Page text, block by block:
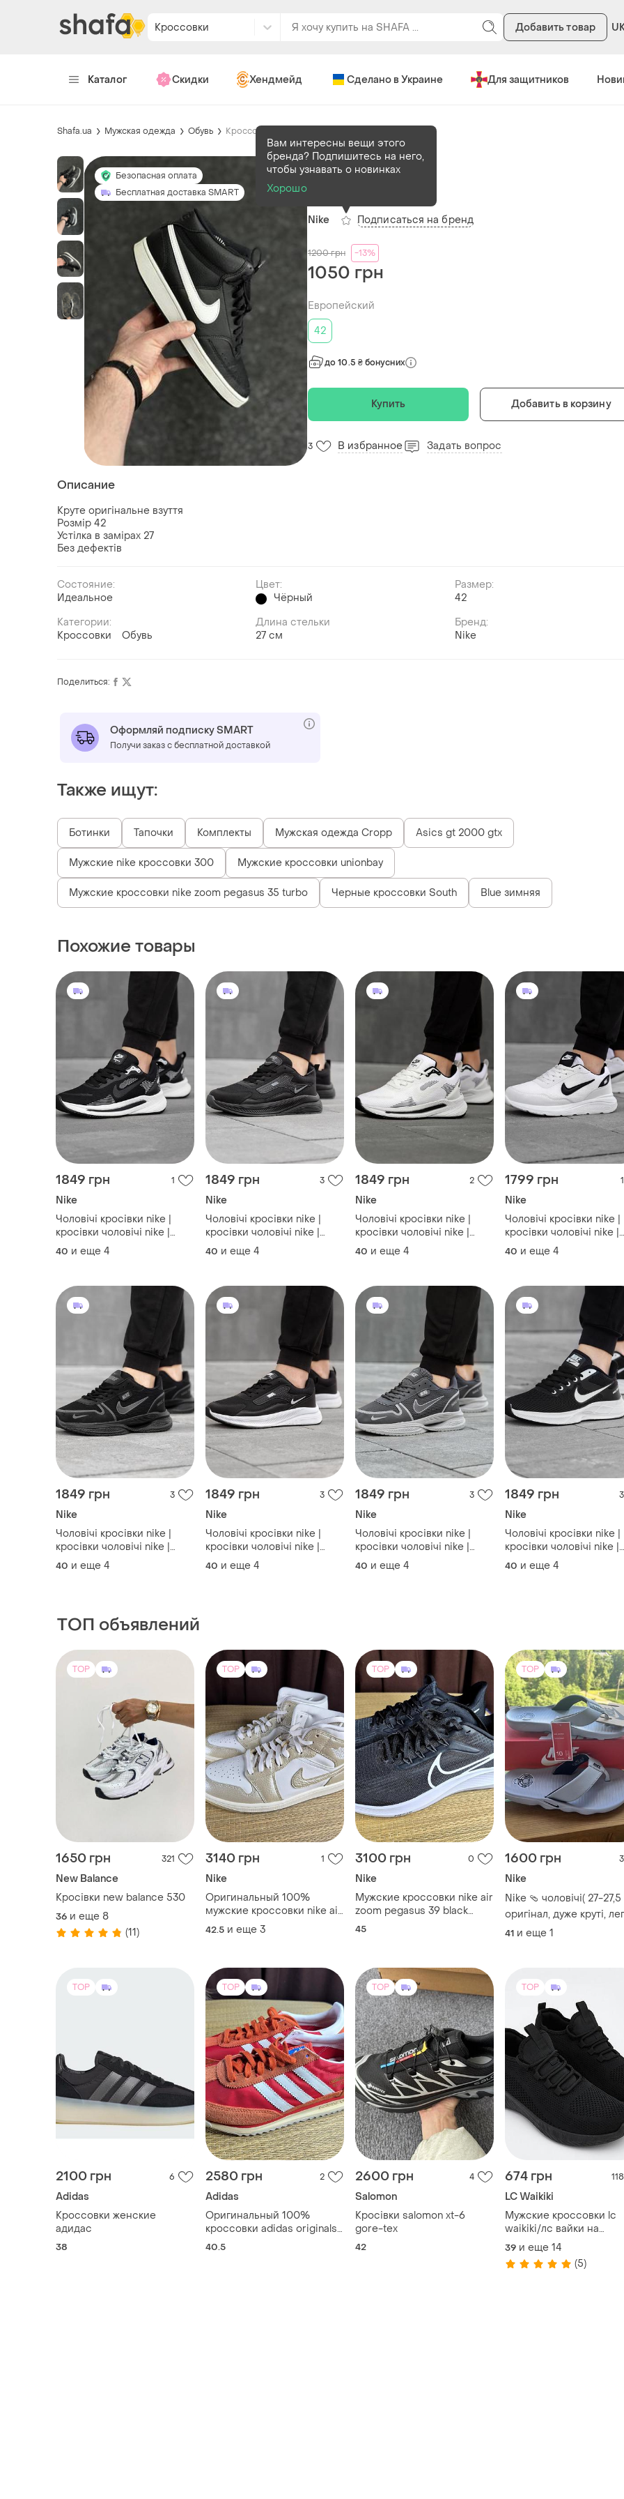
Кроссовки Добавить товар
Каталог Скидки Хендмейд Сделано в Украине Для защитников
Shafa.ua Мужская одежда Обувь Кроссовки
Безопасная оплата
Бесплатная доставка SMART
В наличии1 шт
Nike
Вам интересны вещи этого
бренда? Подпишитесь на него,
чтобы узнавать о новинках
Хорошо
Подписаться на бренд
1200грн -13%
1050 грн
Европейский
42
до 10.5 ₴ бонусних
Купить Добавить в корзину
3 В избранное Задать вопрос
Описание
Круте оригінальне взуття
Розмір 42
Устілка в замірах 27
Без дефектів
Состояние:
Идеальное
Цвет:
Чёрный
Размер:
42
Категории:
Кроссовки
Обувь
Длина стельки
27 см
Бренд:
Nike
Поделиться:
Оформляй подписку SMART
Получи заказ с бесплатной доставкой
Также ищут:
Ботинки Тапочки Комплекты Мужская одежда Cropp Asics gt 2000 gtx
Мужские nike кроссовки 300 Мужские кроссовки unionbay
Мужские кроссовки nike zoom pegasus 35 turbo Черные кроссовки South Blue зимняя
Похожие товары
1849 грн 1
Nike
Чоловічі кросівки nike |
кросівки чоловічі nike |
кросівки найк | спортивні
кросівки nike | кросівки
40 и еще 4
1849 грн 3
Nike
Чоловічі кросівки nike |
кросівки чоловічі nike |
кросівки найк | спортивні
кросівки nike | кросівки
40 и еще 4
1849 грн 2
Nike
Чоловічі кросівки nike |
кросівки чоловічі nike |
кросівки найк | спортивні
кросівки nike | кросівки
40 и еще 4
1799 грн 1
Nike
Чоловічі кросівки nike |
кросівки чоловічі nike |
кросівки найк |
кросівки nike | кросівки
40 и еще 4
1849 грн 3
Nike
Чоловічі кросівки nike |
кросівки чоловічі nike |
кросівки найк | спортивні
кросівки nike | кросівки
40 и еще 4
1849 грн 3
Nike
Чоловічі кросівки nike |
кросівки чоловічі nike |
кросівки найк | спортивні
кросівки nike | кросівки
40 и еще 4
1849 грн 3
Nike
Чоловічі кросівки nike |
кросівки чоловічі nike |
кросівки найк | спортивні
кросівки nike | кросівки
40 и еще 4
1849 грн 3
Nike
Чоловічі кросівки nike |
кросівки чоловічі nike |
кросівки найк |
кросівки nike | кросівки
40 и еще 4
ТОП объявлений
TOP
1650 грн 321
New Balance
Кросівки new balance 530
36 и еще 8
(11)
TOP
3140 грн 1
Nike
Оригинальный 100%
мужские кроссовки nike air
jordan 1 mid se metallic
team gold(размеры:42,5-
42.5 и еще 3
TOP
3100 грн 0
Nike
Мужские кроссовки nike air
zoom pegasus 39 black
dh4071-001(размер 45-
45
TOP
1600 грн 3
Nike
Nike 🩴 чоловічі( 27-
оригінал, дуже круті,
замовляла чоловіку, не
підійшли.
41 и еще 1
TOP
2100 грн 6
Adidas
Кроссовки женские
адидас
38
TOP
2580 грн 2
Adidas
Оригинальный 100%
кроссовки adidas originals
sl 72 rs(унисекс)размер
40.5
TOP
2600 грн 4
Salomon
Кросівки salomon xt-6
gore-tex
42
TOP
674 грн 118
LC Waikiki
Мужские кроссовки lc
waikiki/лс вайки на
шнуровке. фирменная
туреченица
39 и еще 14
(5)